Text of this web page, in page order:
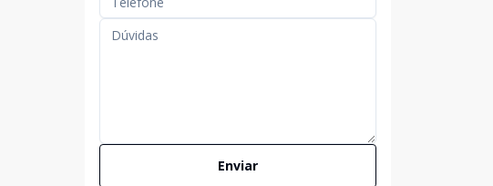
Enviar